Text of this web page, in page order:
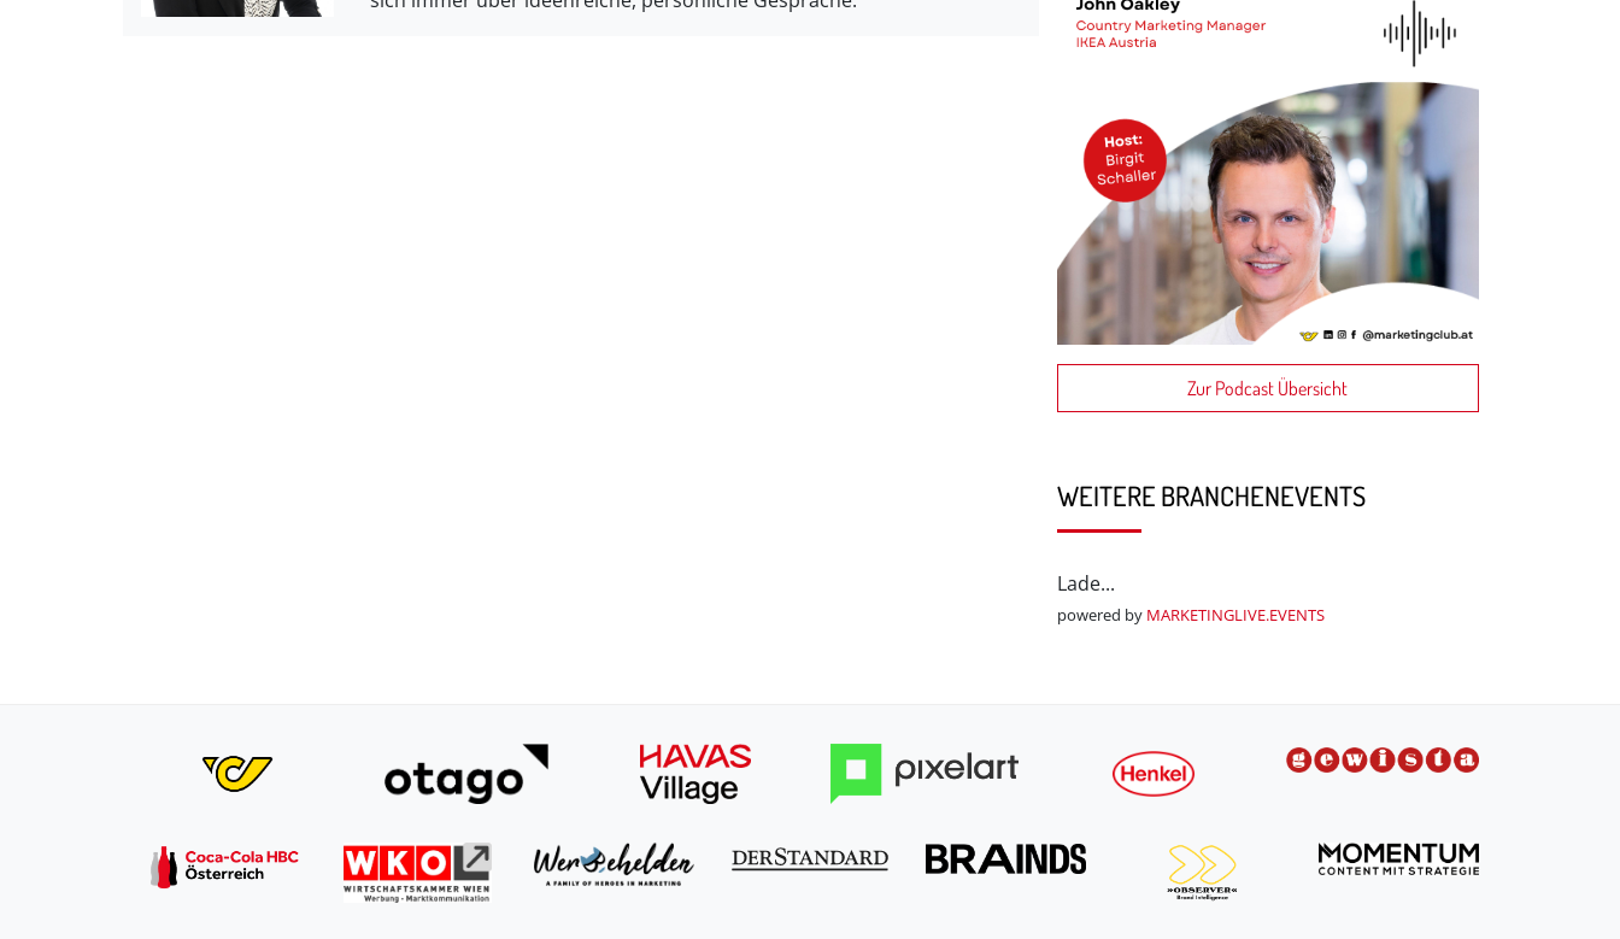
Zur Podcast Übersicht
WEITERE BRANCHENEVENTS
Lade...
powered by MARKETINGLIVE.EVENTS